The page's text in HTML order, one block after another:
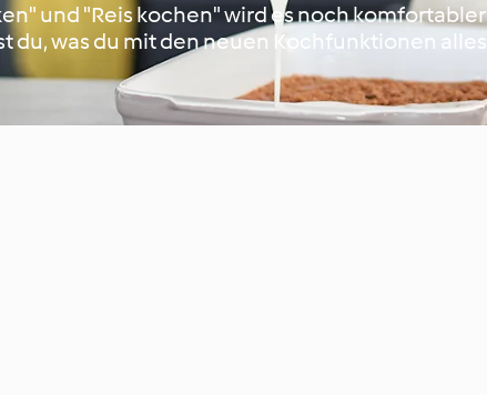
und "Reis kochen" wird es noch komfortabler
du, was du mit den neuen Kochfunktionen alles